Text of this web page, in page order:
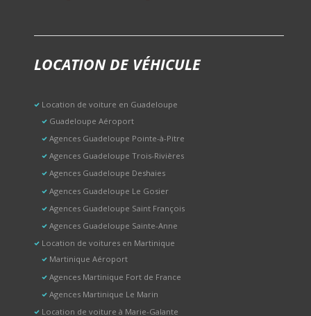
LOCATION DE VÉHICULE
Location de voiture en Guadeloupe
Guadeloupe Aéroport
Agences Guadeloupe Pointe-à-Pitre
Agences Guadeloupe Trois-Rivières
Agences Guadeloupe Deshaies
Agences Guadeloupe Le Gosier
Agences Guadeloupe Saint François
Agences Guadeloupe Sainte-Anne
Location de voitures en Martinique
Martinique Aéroport
Agences Martinique Fort de France
Agences Martinique Le Marin
Location de voiture à Marie-Galante